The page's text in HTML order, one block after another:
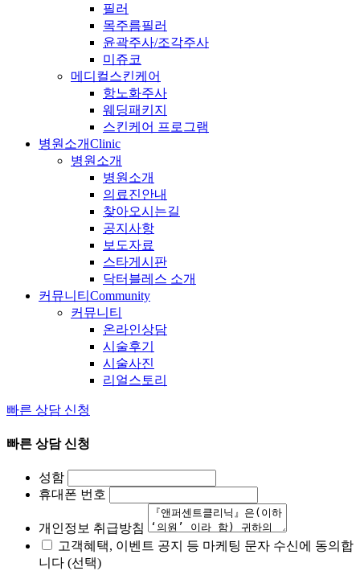
필러
목주름필러
윤곽주사/조각주사
미쥬코
메디컬스킨케어
항노화주사
웨딩패키지
스킨케어 프로그램
병원소개Clinic
병원소개
병원소개
의료진안내
찾아오시는길
공지사항
보도자료
스타게시판
닥터블레스 소개
커뮤니티 Community
커뮤니티
온라인상담
시술후기
시술사진
리얼스토리
빠른 상담 신청
빠른 상담 신청
성함
휴대폰 번호
개인정보 취급방침
고객혜택, 이벤트 공지 등 마케팅 문자 수신에 동의합
니다 (선택)